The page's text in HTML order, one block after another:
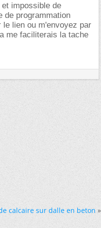
impossible de
de programmation
lien ou m'envoyez par
me faciliterais la tache
calcaire sur dalle en beton »